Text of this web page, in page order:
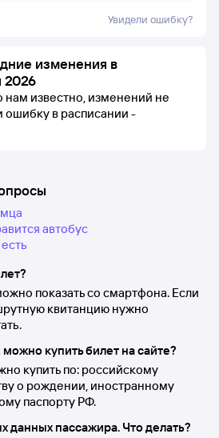
Увидели ошибку?
изменения в
2026
нам известно, изменений не
ошибку в расписании -
автобус
показать со смартфона. Если
квитанцию нужно
купить билет на сайте?
купить по: российскому
о рождении, иностранному
паспорту РФ.
данных пассажира. Что делать?